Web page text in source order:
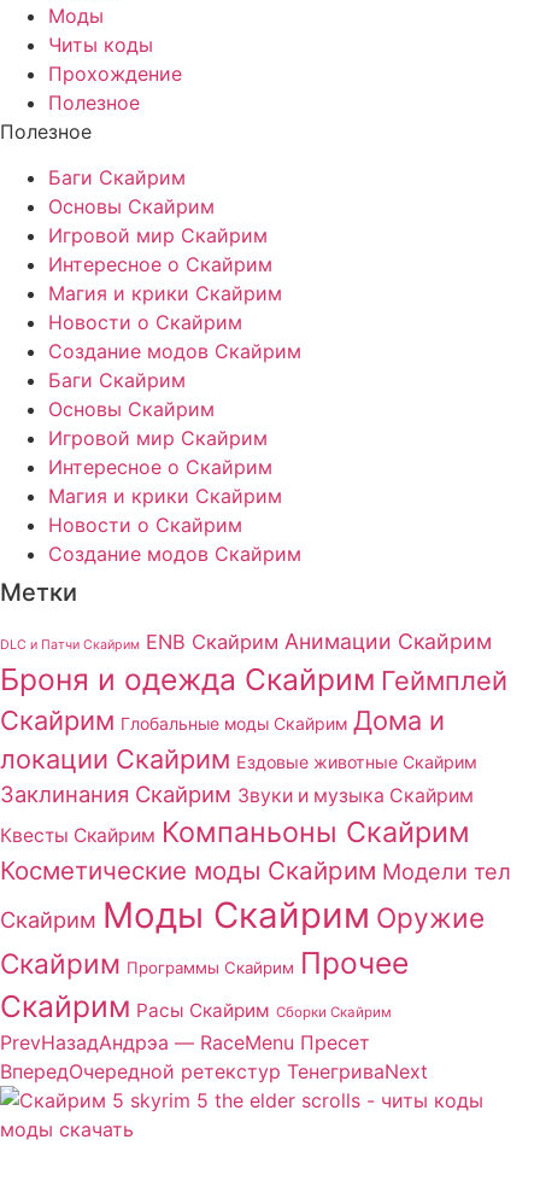
Моды
Читы коды
Прохождение
Полезное
Полезное
Баги Скайрим
Основы Скайрим
Игровой мир Скайрим
Интересное о Скайрим
Магия и крики Скайрим
Новости о Скайрим
Создание модов Скайрим
Баги Скайрим
Основы Скайрим
Игровой мир Скайрим
Интересное о Скайрим
Магия и крики Скайрим
Новости о Скайрим
Создание модов Скайрим
Метки
DLC и Патчи Скайрим ENB Скайрим Анимации Скайрим
Броня и одежда Скайрим Геймплей
Скайрим Глобальные моды Скайрим Дома и
локации Скайрим Ездовые животные Скайрим
Заклинания Скайрим Звуки и музыка Скайрим
Квесты Скайрим Компаньоны Скайрим
Косметические моды Скайрим Модели тел
Скайрим Моды Скайрим Оружие
Скайрим Программы Скайрим Прочее
Скайрим Расы Скайрим Сборки Скайрим
PrevНазадАндрэа — RaceMenu Пресет
ВпередОчередной ретекстур ТенегриваNext